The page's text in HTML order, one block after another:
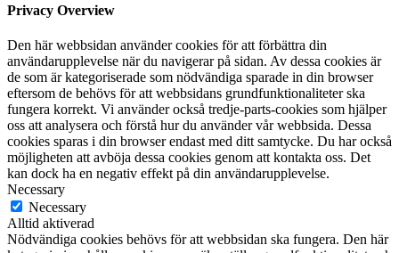
Privacy Overview
Den här webbsidan använder cookies för att förbättra din
användarupplevelse när du navigerar på sidan. Av dessa cookies är
de som är kategoriserade som nödvändiga sparade in din browser
eftersom de behövs för att webbsidans grundfunktionaliteter ska
fungera korrekt. Vi använder också tredje-parts-cookies som hjälper
oss att analysera och förstå hur du använder vår webbsida. Dessa
cookies sparas i din browser endast med ditt samtycke. Du har också
möjligheten att avböja dessa cookies genom att kontakta oss. Det
kan dock ha en negativ effekt på din användarupplevelse.
Necessary
Necessary
Alltid aktiverad
Nödvändiga cookies behövs för att webbsidan ska fungera. Den här